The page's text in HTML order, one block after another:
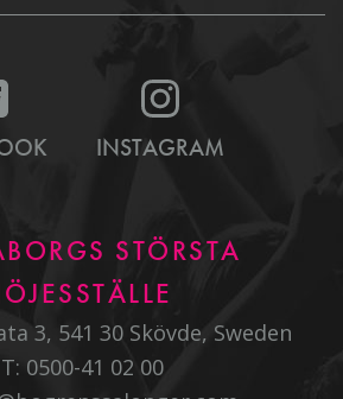
INSTAGRAM
STÖRSTA
3, 541 30 Skövde, Sweden
T: 0500-41 02 00